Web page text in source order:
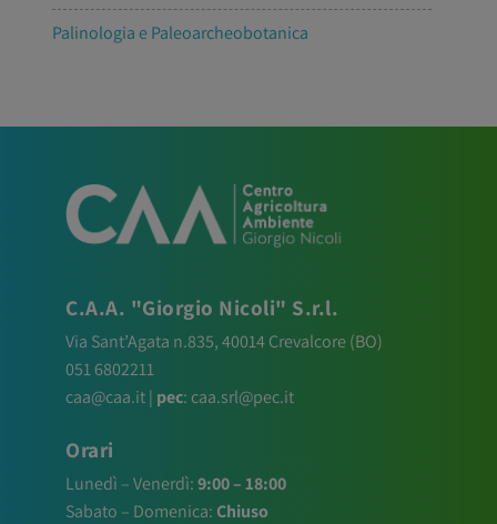
Palinologia e Paleoarcheobotanica
C.A.A. "Giorgio Nicoli" S.r.l.
Via Sant’Agata n.835,40014Crevalcore(BO)
051 6802211
caa@caa.it| pec: caa.srl@pec.it
Orari
Lunedì – Venerdì:9:00 – 18:00
Sabato – Domenica: Chiuso